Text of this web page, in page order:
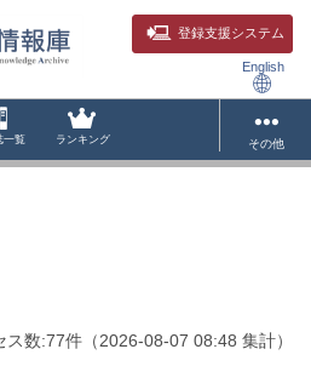
登録支援システム
English
一覧 ランキング その他
ス数:77件 （2026-08-07 08:48 集計）